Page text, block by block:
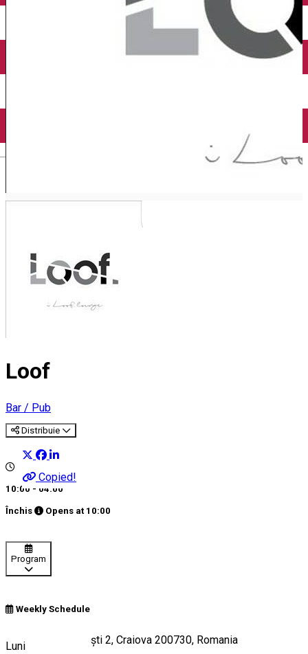
Închirieri biciclete
Loof
Bar / Pub
Distribuie
Copied!
10:00 - 04:00
Închis Opens at 10:00
Program
Weekly Schedule
Luni
Strada Frații Buzești 2, Craiova 200730, Romania